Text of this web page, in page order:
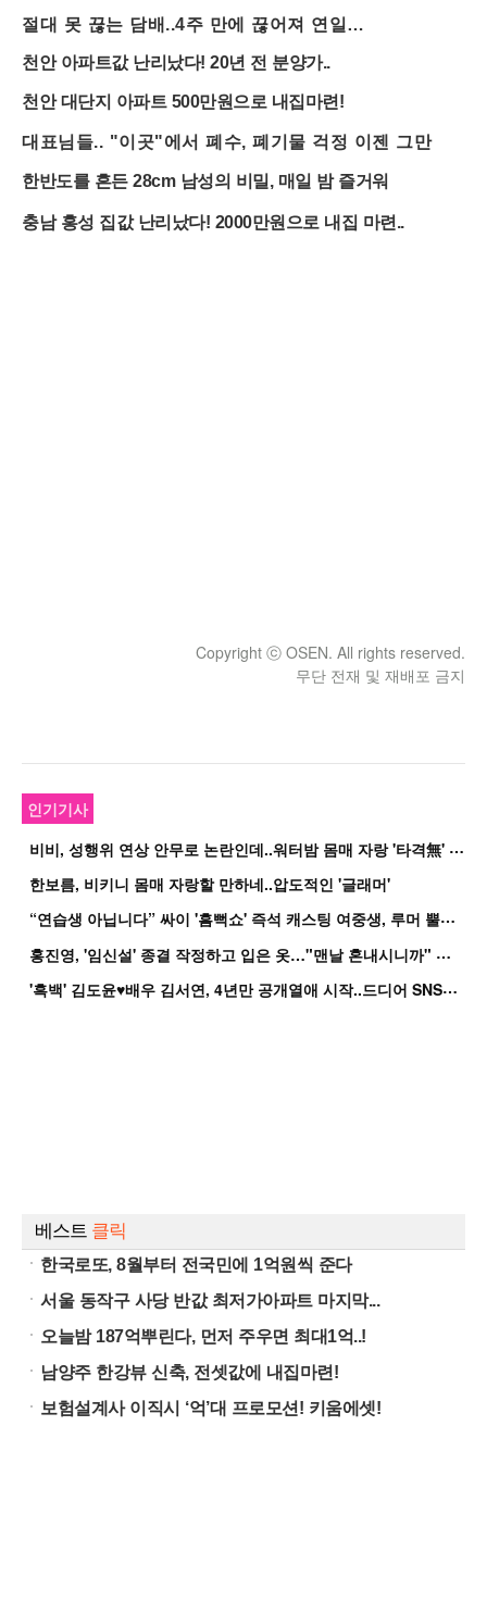
Copyright ⓒ OSEN. All rights reserved.
무단 전재 및 재배포 금지
인기기사
비
비, 성행위 연상 안무로 논란인데..워터밤 몸매 자랑 '타격無' 근황
한보름, 비키니 몸매 자랑할 만하네..압도적인 '글래머'
“
연습생 아닙니다” 싸이 '흠뻑쇼' 즉석 캐스팅 여중생, 루머 뿔났다[Oh!쎈 이...
홍
진영, '임신설' 종결 작정하고 입은 옷…"맨날 혼내시니까" 억울
'
흑백' 김도윤♥배우 김서연, 4년만 공개열애 시작..드디어 SNS에 노출 [핫피...